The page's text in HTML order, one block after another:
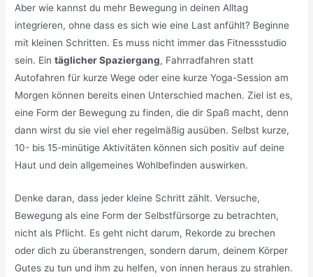
Aber wie kannst du mehr Bewegung in deinen Alltag
integrieren, ohne dass es sich wie eine Last anfühlt? Beginne
mit kleinen Schritten. Es muss nicht immer das Fitnessstudio
sein. Eintäglicher Spaziergang, Fahrradfahren statt
Autofahren für kurze Wege oder eine kurze Yoga-Session am
Morgen können bereits einen Unterschied machen. Ziel ist es,
eine Form der Bewegung zu finden, die dir Spaß macht, denn
dann wirst du sie viel eher regelmäßig ausüben. Selbst kurze,
10- bis 15-minütige Aktivitäten können sich positiv auf deine
Haut und dein allgemeines Wohlbefinden auswirken.
Denke daran, dass jeder kleine Schritt zählt. Versuche,
Bewegung als eine Form der Selbstfürsorge zu betrachten,
nicht als Pflicht. Es geht nicht darum, Rekorde zu brechen
oder dich zu überanstrengen, sondern darum, deinem Körper
Gutes zu tun und ihm zu helfen, von innen heraus zu strahlen.